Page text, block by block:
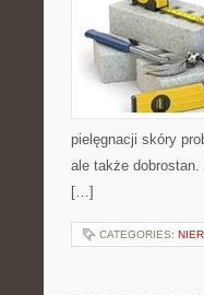
pielęgnacji skóry
ale także
[…]
CATEGORIES: